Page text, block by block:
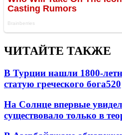
ЧИТАЙТЕ ТАКЖЕ
В Турции нашли 1800-
статую греческого бога520
На Солнце впервые
существовало только в